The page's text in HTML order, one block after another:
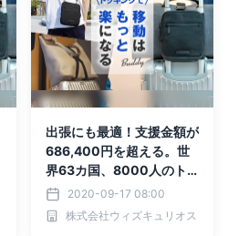
出張にも最適！支援金額が
686,400円を超える。世
界63カ国、8000人のト
ラベラーが選んだ「移動を
もっと楽にする」バッグ
先行予約受付中！
2020-09-17 08:00
株式会社ウィズキュリオス